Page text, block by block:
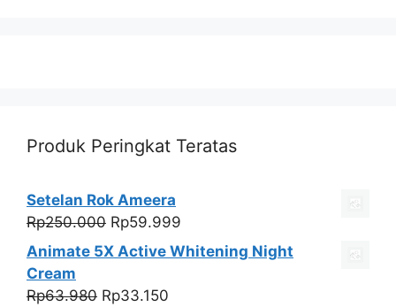
Produk Peringkat Teratas
Setelan Rok Ameera
Rp250.000 Harga
aslinya
Rp250.000.
Rp59.999
saat
Animate 5X Active Whitening Night
Cream
Rp63.980 Harga
Rp33.150